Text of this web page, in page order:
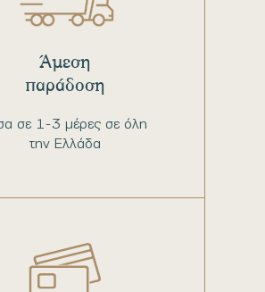
σε 1-3 μέρες σε όλη
την Ελλάδα
Άμεση
παράδοση